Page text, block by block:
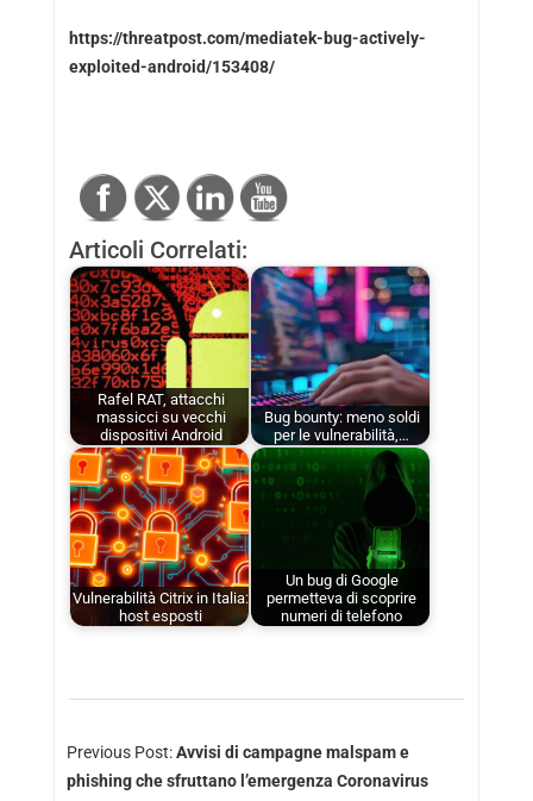
https://threatpost.com/mediatek-bug-actively-
exploited-android/153408/
Articoli Correlati:
Rafel RAT, attacchi
massicci su vecchi
dispositivi Android
Bug bounty: meno soldi
per le vulnerabilità,…
Vulnerabilità Citrix in Italia:
host esposti
Un bug di Google
permetteva di scoprire
numeri di telefono
Previous Post:Avvisi di campagne malspam e
phishing che sfruttano l’emergenza Coronavirus